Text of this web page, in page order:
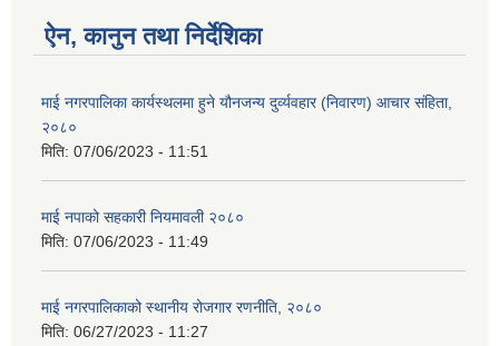
ऐन, कानुन तथा निर्देशिका
माई नगरपालिका कार्यस्थलमा हुने यौनजन्य दुर्व्यवहार (निवारण) आचार संहिता,
२०८०
मिति: 07/06/2023 - 11:51
माई नपाको सहकारी नियमावली २०८०
मिति: 07/06/2023 - 11:49
माई नगरपालिकाको स्थानीय रोजगार रणनीति, २०८०
मिति: 06/27/2023 - 11:27